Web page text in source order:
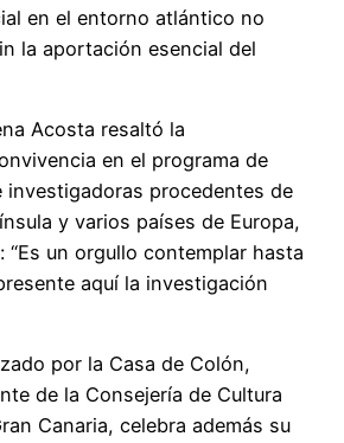
en el entorno atlántico no
la aportación esencial del
Acosta resaltó la
en el programa de
investigadoras procedentes de
y varios países de Europa,
“Es un orgullo contemplar hasta
aquí la investigación
por la Casa de Colón,
de la Consejería de Cultura
Canaria, celebra además su